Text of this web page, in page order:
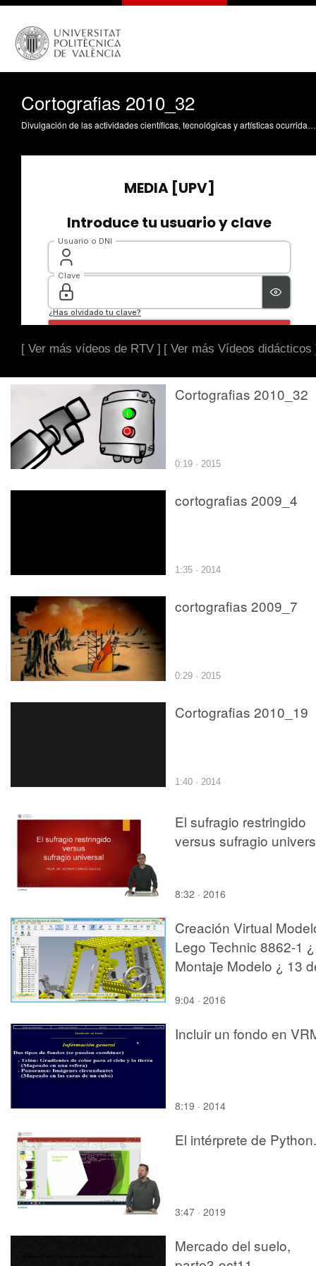
Cortografias 2010_32
Divulgación de las actividades científicas, tecnológicas y artísticas ocurridas en los tres campus de la UPV
[ Ver más vídeos de RTV ] [ Ver más Vídeos didácticos
Cortografias 2010_32
0:19 · 2015
cortografias 2009_4
1:35 · 2014
cortografias 2009_7
0:29 · 2015
Cortografias 2010_19
1:40 · 2014
El sufragio restringido
versus sufragio
8:32 · 2016
Creación Virtual
Lego Technic 8862-1 ¿
Montaje Modelo ¿ 13
9:04 · 2016
Incluir un fondo en
8:19 · 2014
El intérprete de Python.
3:47 · 2019
Mercado del suelo,